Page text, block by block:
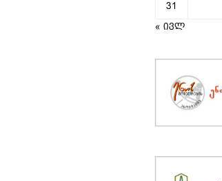
31
« ივლ